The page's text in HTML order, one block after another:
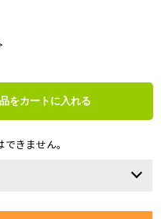
をカートに入れる
きません。